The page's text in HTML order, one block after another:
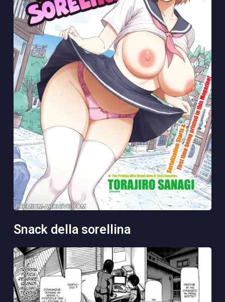
snack della sorellina